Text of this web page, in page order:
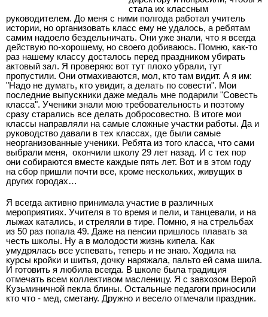
стала их классным
руководителем. До меня с ними полгода работал учитель
истории, но организовать класс ему не удалось, а ребятам
самим надоело бездельничать. Они уже знали, что я всегда
действую по-хорошему, но своего добиваюсь. Помню, как-то
раз нашему классу досталось перед праздником убирать
актовый зал. Я проверяю: вот тут плохо убрали, тут
пропустили. Они отмахиваются, мол, кто там видит. А я им:
"Надо не думать, кто увидит, а делать по совести". Мои
последние выпускники даже медаль мне подарили "Совесть
класса". Ученики знали мою требовательность и поэтому
сразу старались все делать добросовестно. В итоге мои
классы направляли на самые сложные участки работы. Да и
руководство давали в тех классах, где были самые
неорганизованные ученики. Ребята из того класса, что сами
выбрали меня, окончили школу 29 лет назад. И с тех пор
они собираются вместе каждые пять лет. Вот и в этом году
на сбор пришли почти все, кроме нескольких, живущих в
других городах…
Я всегда активно принимала участие в различных
мероприятиях. Учителя в то время и пели, и танцевали, и на
лыжах катались, и стреляли в тире. Помню, я на стрельбах
из 50 раз попала 49. Даже на пенсии пришлось плавать за
честь школы. Ну а в молодости жизнь кипела. Как
умудрялась все успевать, теперь и не знаю. Ходила на
курсы кройки и шитья, дочку наряжала, пальто ей сама шила.
И готовить я любила всегда. В школе была традиция
отмечать всем коллективом масленицу. Я с завхозом Верой
Кузьминичной пекла блины. Остальные педагоги приносили
кто что - мед, сметану. Дружно и весело отмечали праздник.